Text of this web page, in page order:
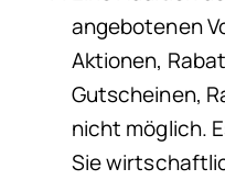
angebotenen
Aktionen,
Gutscheinen,
nicht möglich.
Sie